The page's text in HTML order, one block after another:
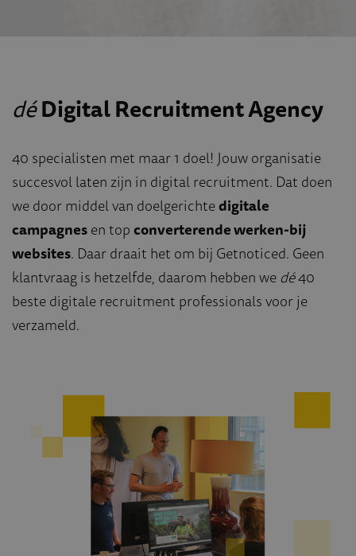
déDigital Recruitment Agency
40 specialisten met maar 1 doel! Jouw organisatie
succesvol laten zijn in digital recruitment. Dat doen
we door middel van doelgerichtedigitale
campagnesen topconverterende werken-bij
websites. Daar draait het om bij Getnoticed. Geen
klantvraag is hetzelfde, daarom hebben we dé40
beste digitale recruitment professionals voor je
verzameld.